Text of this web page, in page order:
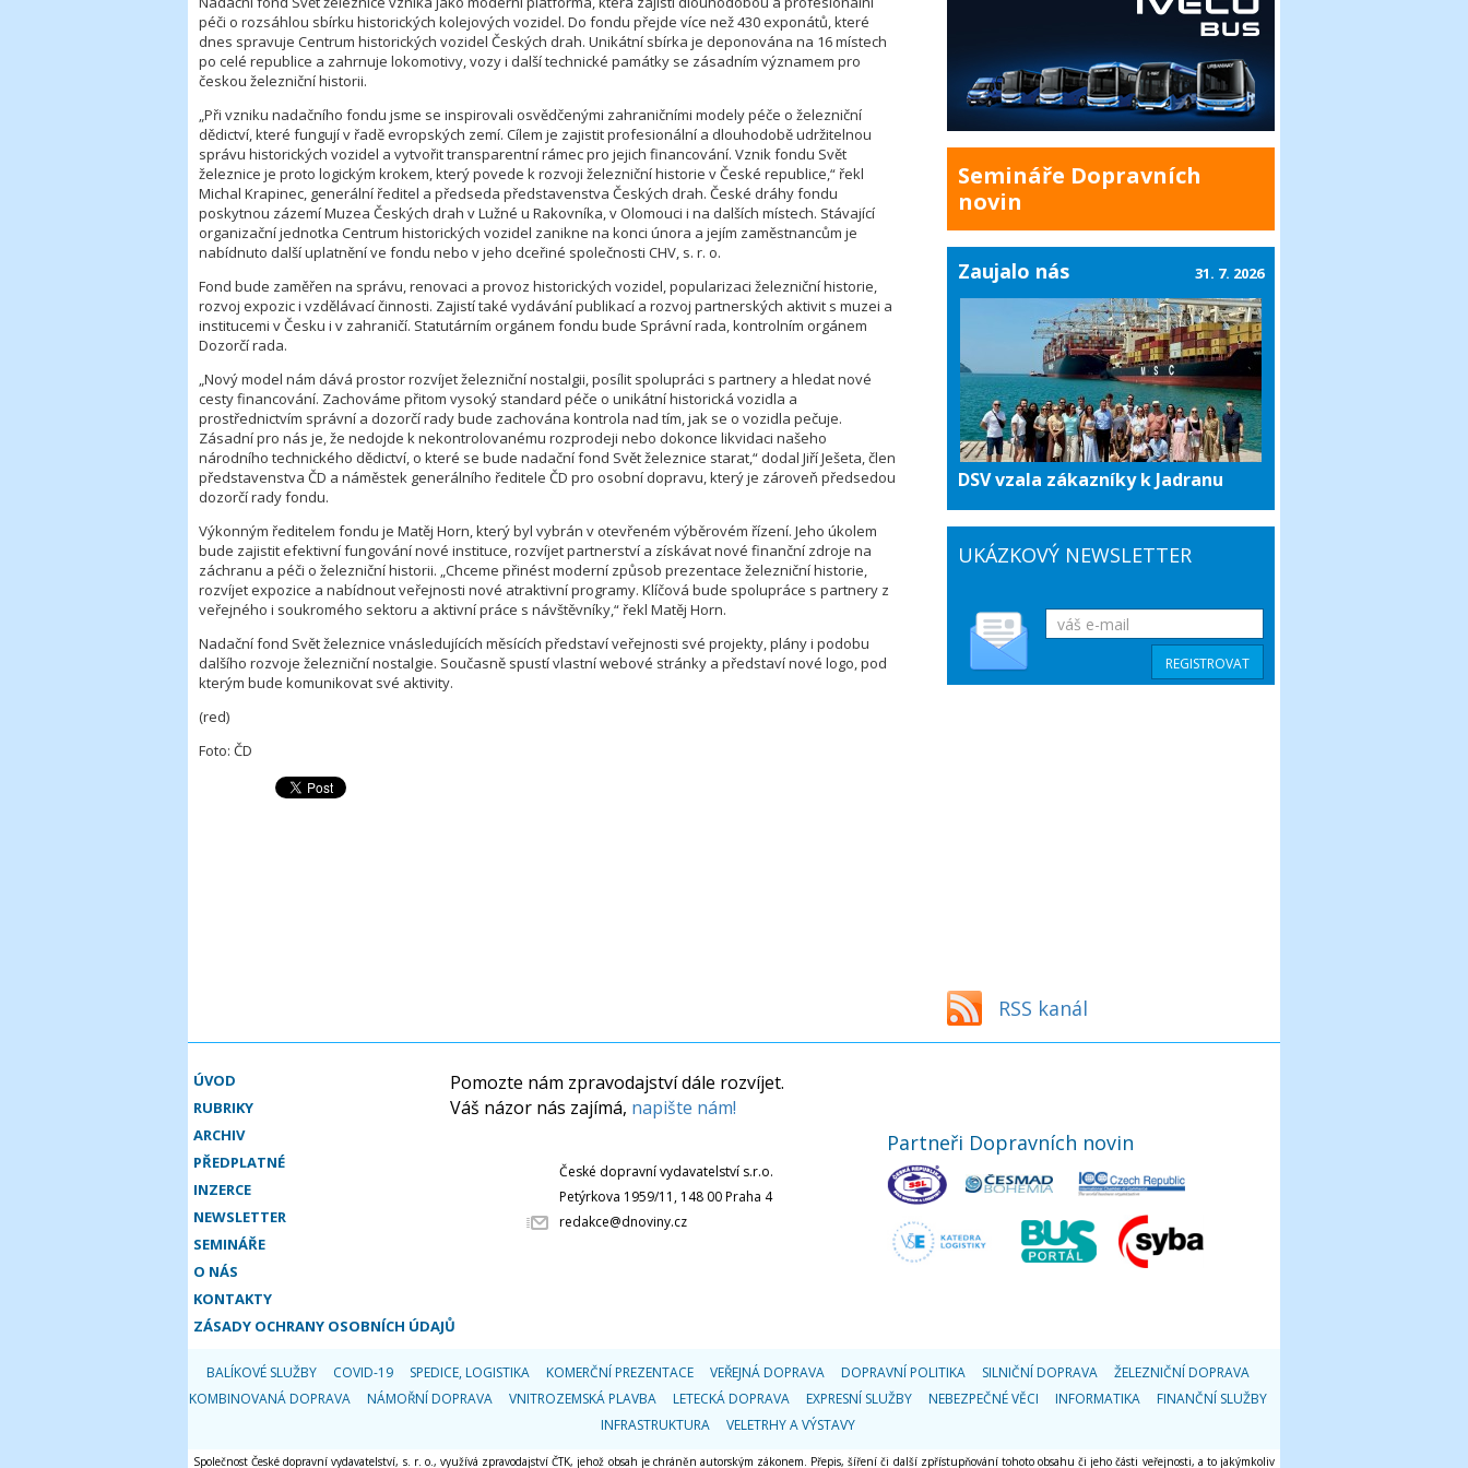
péči o rozsáhlou sbírku historických kolejových vozidel. Do fondu přejde více než 430 exponátů, které
dnes spravuje Centrum historických vozidel Českých drah. Unikátní sbírka je deponována na 16 místech
po celé republice a zahrnuje lokomotivy, vozy i další technické památky se zásadním významem pro
českou železniční historii.
„Při vzniku nadačního fondu jsme se inspirovali osvědčenými zahraničními modely péče o železniční
dědictví, které fungují v řadě evropských zemí. Cílem je zajistit profesionální a dlouhodobě udržitelnou
správu historických vozidel a vytvořit transparentní rámec pro jejich financování. Vznik fondu Svět
železnice je proto logickým krokem, který povede k rozvoji železniční historie v České republice,“ řekl
Michal Krapinec, generální ředitel a předseda představenstva Českých drah. České dráhy fondu
poskytnou zázemí Muzea Českých drah v Lužné u Rakovníka, v Olomouci i na dalších místech. Stávající
organizační jednotka Centrum historických vozidel zanikne na konci února a jejím zaměstnancům je
nabídnuto další uplatnění ve fondu nebo v jeho dceřiné společnosti CHV, s. r. o.
Fond bude zaměřen na správu, renovaci a provoz historických vozidel, popularizaci železniční historie,
rozvoj expozic i vzdělávací činnosti. Zajistí také vydávání publikací a rozvoj partnerských aktivit s muzei a
institucemi v Česku i v zahraničí. Statutárním orgánem fondu bude Správní rada, kontrolním orgánem
Dozorčí rada.
„Nový model nám dává prostor rozvíjet železniční nostalgii, posílit spolupráci s partnery a hledat nové
cesty financování. Zachováme přitom vysoký standard péče o unikátní historická vozidla a
prostřednictvím správní a dozorčí rady bude zachována kontrola nad tím, jak se o vozidla pečuje.
Zásadní pro nás je, že nedojde k nekontrolovanému rozprodeji nebo dokonce likvidaci našeho
národního technického dědictví, o které se bude nadační fond Svět železnice starat,“ dodal Jiří Ješeta, člen
představenstva ČD a náměstek generálního ředitele ČD pro osobní dopravu, který je zároveň předsedou
dozorčí rady fondu.
Výkonným ředitelem fondu je Matěj Horn, který byl vybrán v otevřeném výběrovém řízení. Jeho úkolem
bude zajistit efektivní fungování nové instituce, rozvíjet partnerství a získávat nové finanční zdroje na
záchranu a péči o železniční historii. „Chceme přinést moderní způsob prezentace železniční historie,
rozvíjet expozice a nabídnout veřejnosti nové atraktivní programy. Klíčová bude spolupráce s partnery z
veřejného i soukromého sektoru a aktivní práce s návštěvníky,“ řekl Matěj Horn.
Nadační fond Svět železnice vnásledujících měsících představí veřejnosti své projekty, plány i podobu
dalšího rozvoje železniční nostalgie. Současně spustí vlastní webové stránky a představí nové logo, pod
kterým bude komunikovat své aktivity.
(red)
Foto: ČD
Semináře Dopravních
novin
Zaujalo nás
DSV vzala zákazníky k Jadranu
31. 7. 2026
UKÁZKOVÝ NEWSLETTER
RSS kanál
ÚVOD
RUBRIKY
ARCHIV
PŘEDPLATNÉ
INZERCE
NEWSLETTER
SEMINÁŘE
O NÁS
KONTAKTY
ZÁSADY OCHRANY OSOBNÍCH ÚDAJŮ
Pomozte nám zpravodajství dále rozvíjet.
Váš názor nás zajímá, napište nám!
České dopravní vydavatelství s.r.o.
Petýrkova 1959/11, 148 00 Praha 4
redakce@dnoviny.cz
Partneři Dopravních novin
BALÍKOVÉ SLUŽBY COVID-19 SPEDICE, LOGISTIKA KOMERČNÍ PREZENTACE VEŘEJNÁ DOPRAVA DOPRAVNÍ POLITIKA SILNIČNÍ DOPRAVA
ŽELEZNIČNÍ DOPRAVA
KOMBINOVANÁ DOPRAVA
NÁMOŘNÍ DOPRAVA VNITROZEMSKÁ PLAVBA LETECKÁ DOPRAVA EXPRESNÍ SLUŽBY NEBEZPEČNÉ VĚCI INFORMATIKA
FINANČNÍ SLUŽBY
INFRASTRUKTURA
VELETRHY A VÝSTAVY
Společnost České dopravní vydavatelství, s. r. o., využívá zpravodajství ČTK, jehož obsah je chráněn autorským zákonem. Přepis, šíření či další zpřístupňování tohoto obsahu či jeho části veřejnosti, a to jakýmkoliv